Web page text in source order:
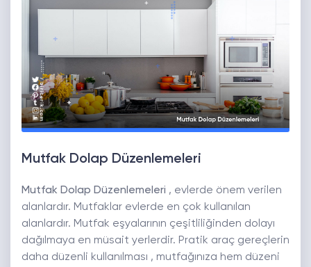
Mutfak Dolap Düzenlemeleri
Mutfak Dolap Düzenlemeleri , evlerde önem verilen
alanlardır. Mutfaklar evlerde en çok kullanılan
alanlardır. Mutfak eşyalarının çeşitliliğinden dolayı
dağılmaya en müsait yerlerdir. Pratik araç gereçlerin
daha düzenli kullanılması , mutfağınıza hem düzeni